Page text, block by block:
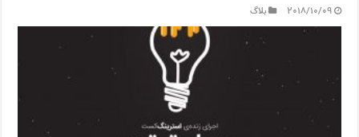
2018/10/09 بلاگ